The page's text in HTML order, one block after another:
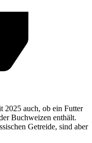
2025 auch, ob ein Futter
Buchweizen enthält.
Getreide, sind aber